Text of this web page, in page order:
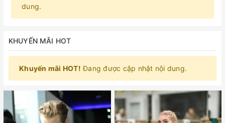
dung.
KHUYẾN MÃI HOT
Khuyến mãi HOT! Đang được cập nhật nội dung.